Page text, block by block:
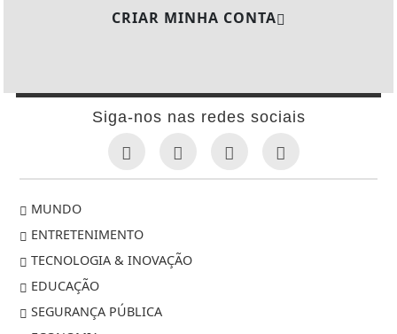
CRIAR MINHA CONTA
Siga-nos nas redes sociais
MUNDO
ENTRETENIMENTO
TECNOLOGIA & INOVAÇÃO
EDUCAÇÃO
SEGURANÇA PÚBLICA